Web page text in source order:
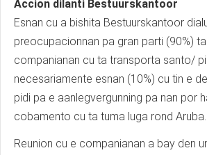
Accion dilanti Bestuurskantoor
Esnan cu a bishita Bestuurskantoor
preocupacionnan pa gran parti (90%)
companianan cu ta transporta santo/
necesariamente esnan (10%) cu tin e
pidi pa e aanlegvergunning pa nan por
cobamento cu ta tuma luga rond Aruba.
Reunion cu e companianan a bay den